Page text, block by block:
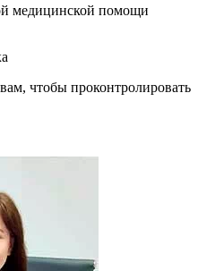
медицинской помощи
чтобы проконтролировать